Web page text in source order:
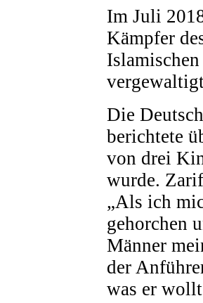
Im Juli
Kämpfer
Die
berichtete
von drei
wurde.
„Als ich
gehorchen
Männer
der
was er